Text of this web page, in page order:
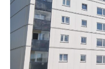
Tellija
Kortereid
Aasta